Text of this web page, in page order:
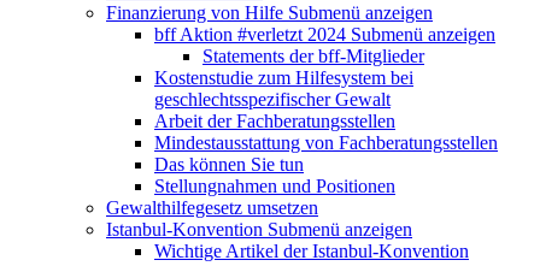
Finanzierung von Hilfe Submenü anzeigen
bff Aktion #verletzt 2024 Submenü anzeigen
Statements der bff-Mitglieder
Kostenstudie zum Hilfesystem bei
geschlechtsspezifischer Gewalt
Arbeit der Fachberatungsstellen
Mindestausstattung von Fachberatungsstellen
Das können Sie tun
Stellungnahmen und Positionen
Gewalthilfegesetz umsetzen
Istanbul-Konvention Submenü anzeigen
Wichtige Artikel der Istanbul-Konvention